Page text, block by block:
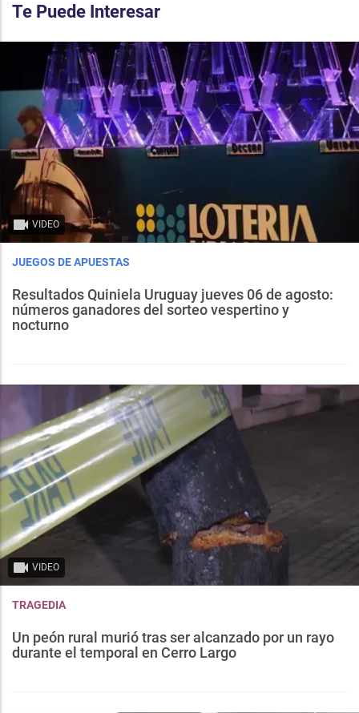
Te Puede Interesar
VIDEO
JUEGOS DE APUESTAS
Resultados Quiniela Uruguay jueves 06 de agosto:
números ganadores del sorteo vespertino y
nocturno
VIDEO
TRAGEDIA
Un peón rural murió tras ser alcanzado por un rayo
durante el temporal en Cerro Largo